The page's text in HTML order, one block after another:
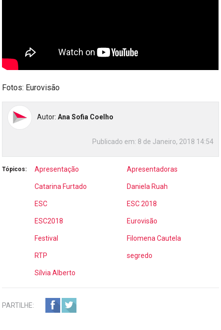
Fotos: Eurovisão
Autor:Ana Sofia Coelho
Publicado em: 8 de Janeiro, 2018 14:54
Tópicos: Apresentação Apresentadoras
Catarina Furtado Daniela Ruah
ESC ESC 2018
ESC2018 Eurovisão
Festival Filomena Cautela
RTP segredo
Sílvia Alberto
PARTILHE: